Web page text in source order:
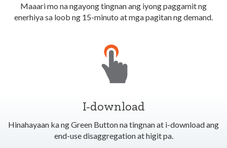
Maaari mo na ngayong tingnan ang iyong paggamit ng
enerhiya sa loob ng 15-minuto at mga pagitan ng demand.
I-download
Hinahayaan ka ng Green Button na tingnan at i-download ang
end-use disaggregation at higit pa.